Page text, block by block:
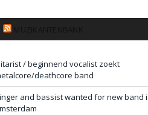
/ beginnend vocalist zoekt
deathcore band
and bassist wanted for new band